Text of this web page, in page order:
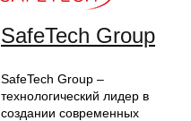
SafeTech Group
SafeTech Group –
технологический лидер в
создании современных